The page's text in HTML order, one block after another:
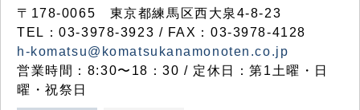
〒178-0065 東京都練馬区西大泉4-8-23
TEL：03-3978-3923 / FAX：03-3978-4128
h-komatsu@komatsukanamonoten.co.jp
営業時間：8:30〜18：30 / 定休日：第1土曜・日
曜・祝祭日